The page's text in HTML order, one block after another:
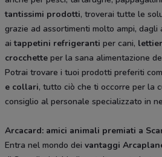
tantissimi prodotti, troverai tutte le
grazie ad assortimenti molto ampi,
aitappetini refrigeranti per cani,
crocchette per la sana alimentazione
Potrai trovare i tuoi prodotti preferiti
e collari, tutto ciò che ti occorre per la
consiglio al personale specializzato in
Arcacard: amici animali premiati a
Entra nel mondo dei vantaggi